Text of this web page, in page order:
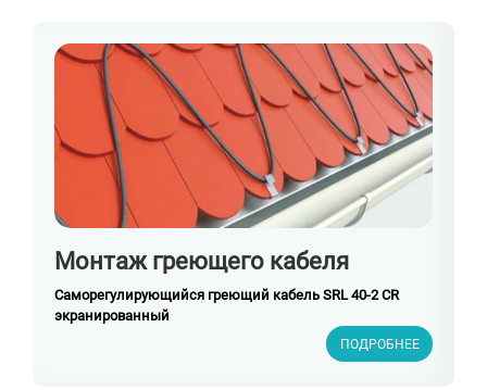
Монтаж греющего кабеля
Саморегулирующийся греющий кабель SRL 40-2 CR
экранированный
ПОДРОБНЕЕ